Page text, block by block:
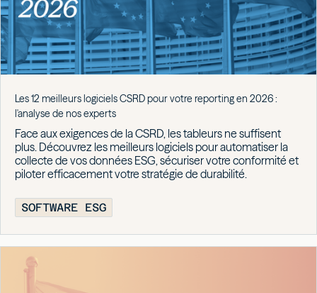
Les 12 meilleurs logiciels CSRD pour votre reporting en 2026 :
l'analyse de nos experts
Face aux exigences de la CSRD, les tableurs ne suffisent
plus. Découvrez les meilleurs logiciels pour automatiser la
collecte de vos données ESG, sécuriser votre conformité et
piloter efficacement votre stratégie de durabilité.
SOFTWARE ESG